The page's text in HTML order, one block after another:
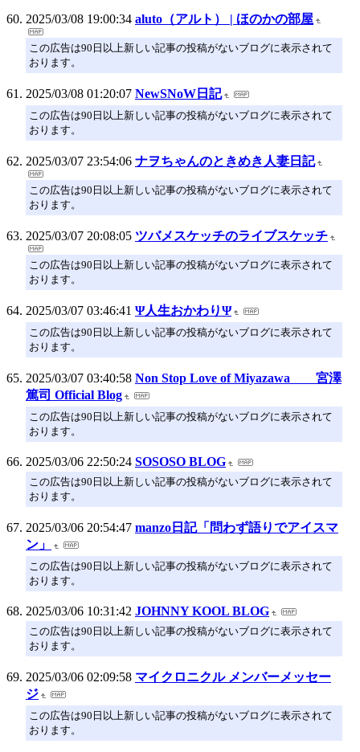
2025/03/08 19:00:34 aluto（アルト） | ほのかの部屋
この広告は90日以上新しい記事の投稿がないブログに表示されて
おります。
2025/03/08 01:20:07 NewSNoW日記
この広告は90日以上新しい記事の投稿がないブログに表示されて
おります。
2025/03/07 23:54:06 ナヲちゃんのときめき人妻日記
この広告は90日以上新しい記事の投稿がないブログに表示されて
おります。
2025/03/07 20:08:05 ツバメスケッチのライブスケッチ
この広告は90日以上新しい記事の投稿がないブログに表示されて
おります。
2025/03/07 03:46:41 Ψ人生おかわりΨ
この広告は90日以上新しい記事の投稿がないブログに表示されて
おります。
2025/03/07 03:40:58 Non Stop Love of Miyazawa 宮澤
篤司 Official Blog
この広告は90日以上新しい記事の投稿がないブログに表示されて
おります。
2025/03/06 22:50:24 SOSOSO BLOG
この広告は90日以上新しい記事の投稿がないブログに表示されて
おります。
2025/03/06 20:54:47 manzo日記「問わず語りでアイスマ
ン」
この広告は90日以上新しい記事の投稿がないブログに表示されて
おります。
2025/03/06 10:31:42 JOHNNY KOOL BLOG
この広告は90日以上新しい記事の投稿がないブログに表示されて
おります。
2025/03/06 02:09:58 マイクロニクル メンバーメッセー
ジ
この広告は90日以上新しい記事の投稿がないブログに表示されて
おります。